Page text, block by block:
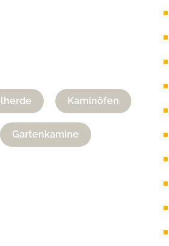
Kaminöfen
Gartenkamine